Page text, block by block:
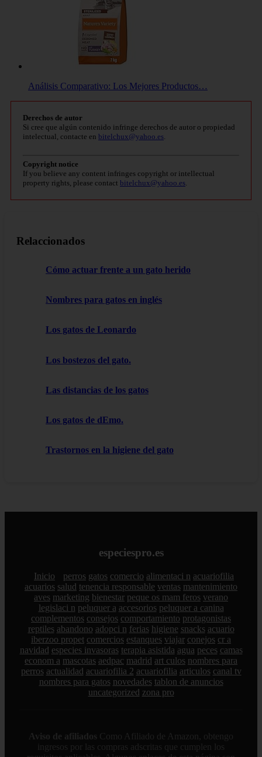
Análisis Comparativo: Los Mejores Productos…
Derechos de autor
Si cree que algún contenido infringe derechos de autor o propiedad
intelectual, contacte en bitelchux@yahoo.es.
Copyright notice
If you believe any content infringes copyright or intellectual
property rights, please contact bitelchux@yahoo.es.
Relaccionados
Cómo actuar frente a un gato herido
Nombres para gatos en inglés
Los gatos de Leonardo
Los bostezos del gato.
Las distancias de los gatos
Los gatos de dEmo.
Trastornos en la higiene del gato
especiespro.es
Inicio perros gatos comercio alimentaci n acuariofilia
acuarios salud tenencia responsable ventas mantenimiento
aves marketing bienestar peque os mam feros verano
legislaci n peluquer a accesorios peluquer a canina
complementos consejos comportamiento protagonistas
reptiles abandono adopci n ferias higiene snacks acuario
iberzoo propet comercios estanques viajar conejos cr a
navidad especies invasoras terapia asistida agua peces camas
econom a mascotas aedpac madrid art culos nombres para
perros actualidad acuariofilia 2 acuariofilia articulos canal tv
nombres para gatos novedades tablon de anuncios
uncategorized zona pro
Aviso de afiliados Como Afiliado de Amazon, obtengo
ingresos por las compras adscritas que cumplen los